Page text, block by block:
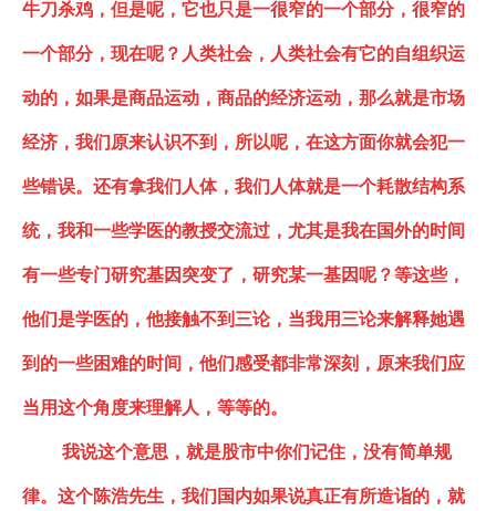
牛刀杀鸡，但是呢，它也只是一很窄的一个部分，很窄的
一个部分，现在呢？人类社会，人类社会有它的自组织运
动的，如果是商品运动，商品的经济运动，那么就是市场
经济，我们原来认识不到，所以呢，在这方面你就会犯一
些错误。还有拿我们人体，我们人体就是一个耗散结构系
统，我和一些学医的教授交流过，尤其是我在国外的时间
有一些专门研究基因突变了，研究某一基因呢？等这些，
他们是学医的，他接触不到三论，当我用三论来解释她遇
到的一些困难的时间 ， 他们感受都非常深刻，原来我们应
当用这个角度来理解人， 等等的。
我说这个意思， 就是股市中你们记住，没有简单规
律。这个陈浩先生，我们国内如果说真正有所造诣的，就